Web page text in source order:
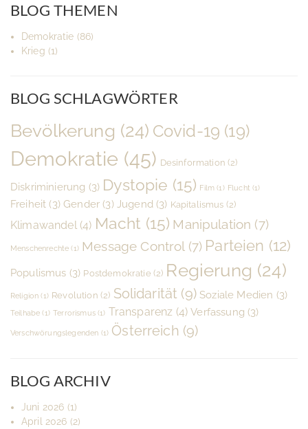
BLOG THEMEN
Demokratie (86)
Krieg (1)
BLOG SCHLAGWÖRTER
Bevölkerung (24) Covid-19 (19)
Demokratie (45) Desinformation (2)
Diskriminierung (3) Dystopie (15) Film (1) Flucht (1)
Freiheit (3) Gender (3) Jugend (3) Kapitalismus (2)
Klimawandel(4) Macht (15) Manipulation (7)
Menschenrechte (1) Message Control (7) Parteien (12)
Populismus (3) Postdemokratie (2) Regierung (24)
Religion (1) Revolution (2) Solidarität (9) Soziale Medien (3)
Teilhabe (1) Terrorismus(1) Transparenz (4) Verfassung (3)
Verschwörungslegenden (1) Österreich (9)
BLOG ARCHIV
Juni 2026 (1)
April 2026 (2)